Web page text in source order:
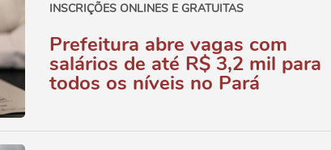
INSCRIÇÕES ONLINES E GRATUITAS
Prefeitura abre vagas com
salários de até R$ 3,2 mil para
todos os níveis no Pará